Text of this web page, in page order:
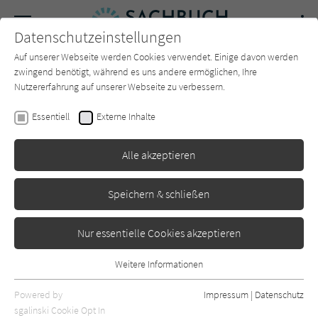
SUCHE Forum Charts Newsletter
Mareice Kaiser
101 entlastende Antworten
auf existenzielle Fragen
Penguin Erschienen: März 2025 0
Datenschutzeinstellungen
Auf unserer Webseite werden Cookies verwendet. Einige davon werden
zwingend benötigt, während es uns andere ermöglichen, Ihre
Nutzererfahrung auf unserer Webseite zu verbessern.
Essentiell Externe Inhalte
Alle akzeptieren
Speichern & schließen
Nur essentielle Cookies akzeptieren
Essentielle Cookies werden für grundlegende Funktionen der
Webseite benötigt. Dadurch ist gewährleistet, dass die Webseite
Weitere Informationen
Powered by
sgalinski Cookie Opt In
Impressum | Datenschutz